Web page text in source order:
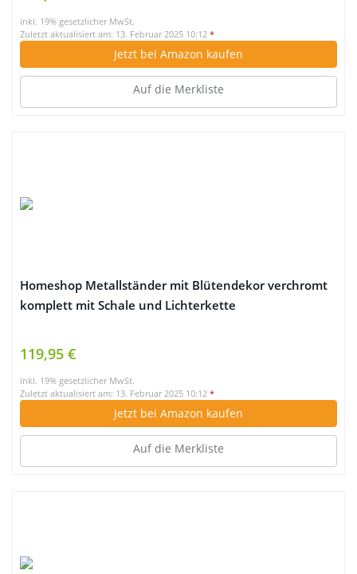
inkl. 19% gesetzlicher MwSt.
Zuletzt aktualisiert am: 13. Februar 2025 10:12 *
Jetzt bei Amazon kaufen
Auf die Merkliste
Homeshop Metallständer mit Blütendekor verchromt
komplett mit Schale und Lichterkette
119,95 €
inkl. 19% gesetzlicher MwSt.
Zuletzt aktualisiert am: 13. Februar 2025 10:12 *
Jetzt bei Amazon kaufen
Auf die Merkliste